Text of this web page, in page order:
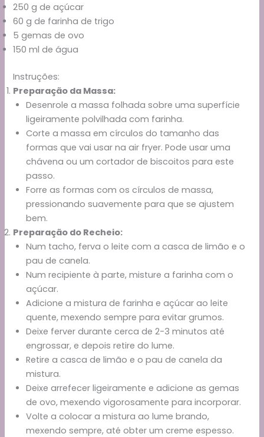
250 g de açúcar
60 g de farinha de trigo
5 gemas de ovo
150 ml de água
Instruções:
Preparação da Massa:
Desenrole a massa folhada sobre uma superfície
ligeiramente polvilhada com farinha.
Corte a massa em círculos do tamanho das
formas que vai usar na air fryer. Pode usar uma
chávena ou um cortador de biscoitos para este
passo.
Forre as formas com os círculos de massa,
pressionando suavemente para que se ajustem
bem.
Preparação do Recheio:
Num tacho, ferva o leite com a casca de limão e o
pau de canela.
Num recipiente à parte, misture a farinha com o
açúcar.
Adicione a mistura de farinha e açúcar ao leite
quente, mexendo sempre para evitar grumos.
Deixe ferver durante cerca de 2-3 minutos até
engrossar, e depois retire do lume.
Retire a casca de limão e o pau de canela da
mistura.
Deixe arrefecer ligeiramente e adicione as gemas
de ovo, mexendo vigorosamente para incorporar.
Volte a colocar a mistura ao lume brando,
mexendo sempre, até obter um creme espesso.